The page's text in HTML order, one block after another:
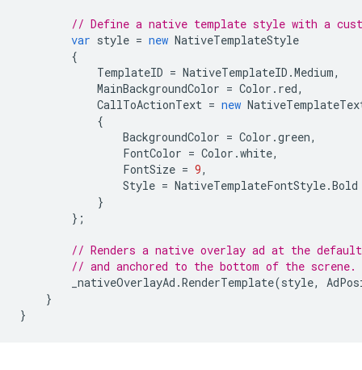
// Define a native template style with a
var style = new NativeTemplateStyle
{
TemplateID = NativeTemplateID .Medium,
MainBackgroundColor = Color . red,
CallToActionText = new
{
BackgroundColor = Color .green,
FontColor = Color .white,
FontSize = 9,
Style = NativeTemplateFontStyle.Bold
}
};
// Renders a native overlay ad at the
// and anchored to the bottom of the screne.
_nativeOverlayAd .RenderTemplate(style,
}
}